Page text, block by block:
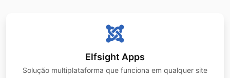
Elfsight Apps
Solução multiplataforma que funciona em qualquer site